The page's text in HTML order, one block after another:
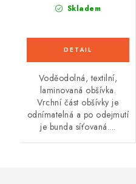
Skladem
Voděodolná, textilní,
laminovaná obšívka.
Vrchní část obšívky je
odnímatelná a po odejmutí
je bunda síťovaná....